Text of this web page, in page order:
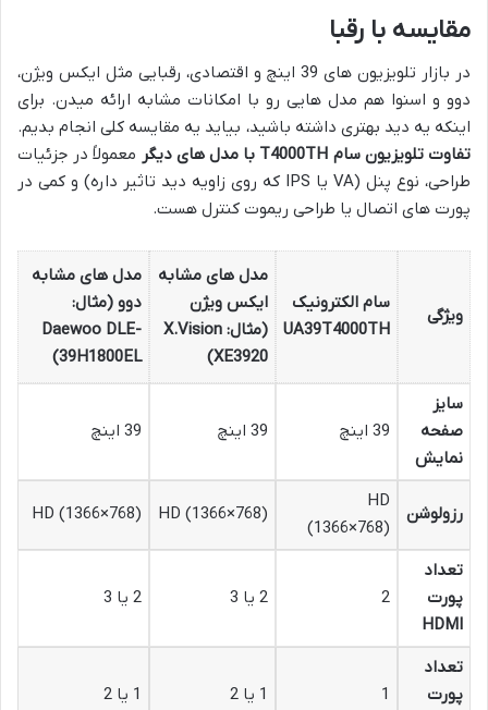
مقایسه با رقبا
در بازار تلویزیون های 39 اینچ و اقتصادی، رقبایی مثل ایکس ویژن،
دوو و اسنوا هم مدل هایی رو با امکانات مشابه ارائه میدن. برای
اینکه یه دید بهتری داشته باشید، بیاید یه مقایسه کلی انجام بدیم.
تفاوت تلویزیون سام T4000TH با مدل های دیگر
معمولاً در جزئیات
طراحی، نوع پنل (VA یا IPS که روی زاویه دید تاثیر داره) و کمی در
پورت های اتصال یا طراحی ریموت کنترل هست.
ویژگی
سام الکترونیک
UA39T4000TH
مدل های مشابه
ایکس ویژن
(مثال: X.Vision
XE3920)
مدل های مشابه
دوو (مثال:
Daewoo DLE-
39H1800EL)
سایز
صفحه
نمایش
39 اینچ 39 اینچ 39 اینچ
رزولوشن
HD
(1366×768)
HD (1366×768)
HD (1366×768)
تعداد
پورت
HDMI
2 2 یا 3 2 یا 3
تعداد
پورت
1 1 یا 2 1 یا 2